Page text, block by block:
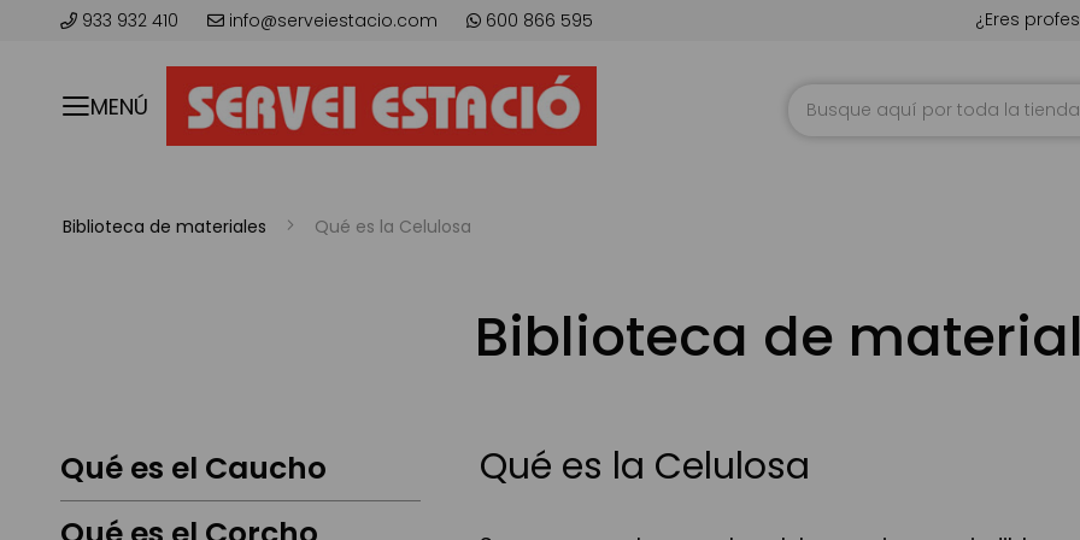
933 932 410 info@serveiestacio.com 600 866 595 ¿Eres
MENÚ
Biblioteca de materiales Qué es la Celulosa
Biblioteca de
Qué es la Celulosa
Qué es el Caucho